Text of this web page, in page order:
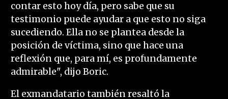
contar esto hoy día, pero sabe que su
testimonio puede ayudar a que esto no siga
sucediendo. Ella no se plantea desde la
posición de víctima, sino que hace una
reflexión que, para mí, es profundamente
admirable", dijo Boric.
El exmandatario también resaltó la